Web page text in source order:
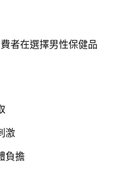
者在選擇男性保健品
激
負擔